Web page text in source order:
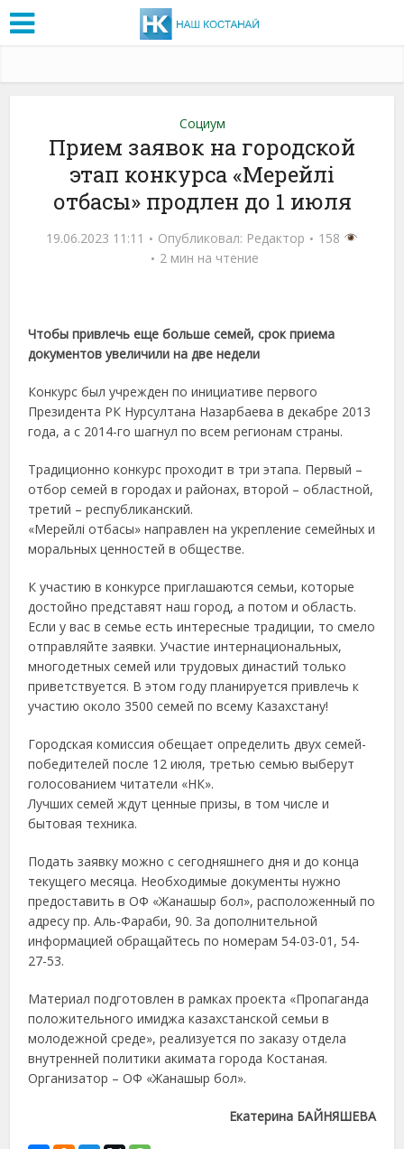
Социум
Прием заявок на городской
этап конкурса «Мерейлі
отбасы» продлен до 1 июля
19.06.2023 11:11 Опубликовал: Редактор
158
2 мин на чтение
Чтобы привлечь еще больше семей, срок приема
документов увеличили на две недели
Конкурс был учрежден по инициативе первого
Президента РК Нурсултана Назарбаева в декабре 2013
года, а с 2014-го шагнул по всем регионам страны.
Традиционно конкурс проходит в три этапа. Первый –
отбор семей в городах и районах, второй – областной,
третий – республиканский.
«Мерейлі отбасы» направлен на укрепление семейных и
моральных ценностей в обществе.
К участию в конкурсе приглашаются семьи, которые
достойно представят наш город, а потом и область.
Если у вас в семье есть интересные традиции, то смело
отправляйте заявки. Участие интернациональных,
многодетных семей или трудовых династий только
приветствуется. В этом году планируется привлечь к
участию около 3500 семей по всему Казахстану!
Городская комиссия обещает определить двух семей-
победителей после 12 июля, третью семью выберут
голосованием читатели «НК».
Лучших семей ждут ценные призы, в том числе и
бытовая техника.
Подать заявку можно с сегодняшнего дня и до конца
текущего месяца. Необходимые документы нужно
предоставить в ОФ «Жанашыр бол», расположенный по
адресу пр. Аль-Фараби, 90. За дополнительной
информацией обращайтесь по номерам 54-03-01, 54-
27-53.
Материал подготовлен в рамках проекта «Пропаганда
положительного имиджа казахстанской семьи в
молодежной среде», реализуется по заказу отдела
внутренней политики акимата города Костаная.
Организатор – ОФ «Жанашыр бол».
Екатерина БАЙНЯШЕВА